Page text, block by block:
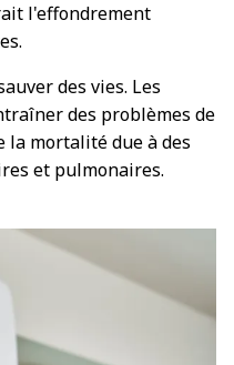
l'effondrement
des vies. Les
des problèmes de
la mortalité due à des
et pulmonaires.